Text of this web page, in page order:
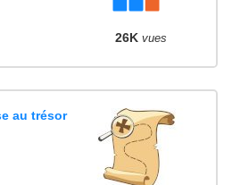
26K vues
au trésor